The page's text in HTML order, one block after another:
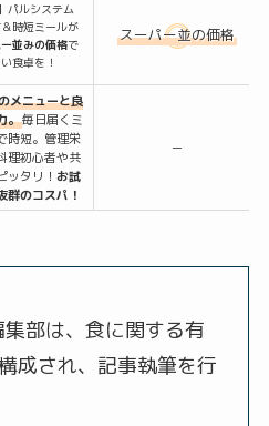
パルシステム
時短ミールが
ー並みの価格で
食卓を！
スーパー並の価格
メニューと良
。毎日届くミ
時短。管理栄
理初心者や共
ッタリ！ お試
群のコスパ！
ー
集部は、食に関する有
成され、記事執筆を行